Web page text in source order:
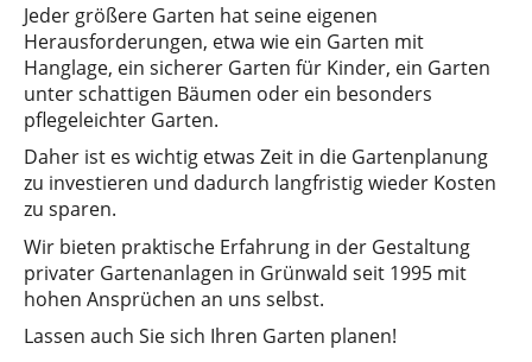
Jeder größere Garten hat seine eigenen
Herausforderungen, etwa wie ein Garten mit
Hanglage, ein sicherer Garten für Kinder, ein Garten
unter schattigen Bäumen oder ein besonders
pflegeleichter Garten.
Daher ist es wichtig etwas Zeit in die Gartenplanung
zu investieren und dadurch langfristig wieder Kosten
zu sparen.
Wir bieten praktische Erfahrung in der Gestaltung
privater Gartenanlagen in Grünwald seit 1995 mit
hohen Ansprüchen an uns selbst.
Lassen auch Sie sich Ihren Garten planen!